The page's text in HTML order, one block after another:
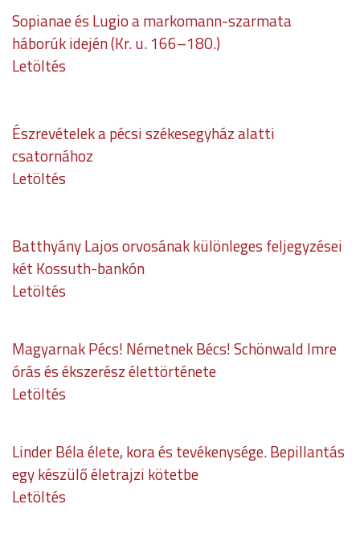
Sopianae és Lugio a markomann-szarmata
háborúk idején (Kr. u. 166–180.)
Letöltés
Észrevételek a pécsi székesegyház alatti
csatornához
Letöltés
Batthyány Lajos orvosának különleges feljegyzései
két Kossuth-bankón
Letöltés
Magyarnak Pécs! Németnek Bécs! Schönwald Imre
órás és ékszerész élettörténete
Letöltés
Linder Béla élete, kora és tevékenysége. Bepillantás
egy készülő életrajzi kötetbe
Letöltés